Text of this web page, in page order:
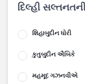
દિલ્હી
શિહાબુદીન ધોરી
કુતુબુદીન ઐબિકે
મહમૂદ ગઝનવીએ